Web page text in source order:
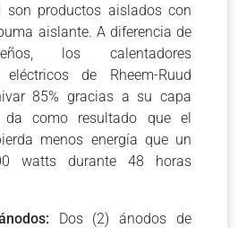
son productos aislados con
aislante. A diferencia de
los calentadores
eléctricos de Rheem-Ruud
85% gracias a su capa
da como resultado que el
menos energía que un
watts durante 48 horas
Dos (2) ánodos de